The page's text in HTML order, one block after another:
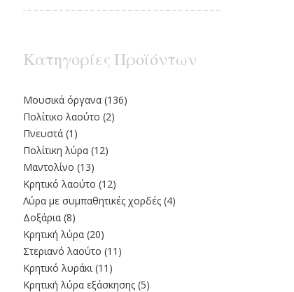
Κατηγορίες Προϊόντων
Moυσικά όργανα (136)
Πολίτικο λαούτο (2)
Πνευστά (1)
Πολίτικη λύρα (12)
Μαντολίνο (13)
Κρητικό λαούτο (12)
Λύρα με συμπαθητικές χορδές (4)
Δοξάρια (8)
Κρητική λύρα (20)
Στεριανό λαούτο (11)
Kρητικό λυράκι (11)
Κρητική λύρα εξάσκησης (5)